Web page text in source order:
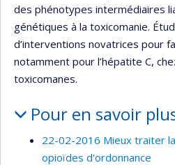
des phénotypes intermédiaires
génétiques à la toxicomanie.
d’interventions novatrices pour
notamment pour l’hépatite C,
toxicomanes.
Pour en savoir
22-02-2016 Mieux traiter
opioïdes d'ordonnance